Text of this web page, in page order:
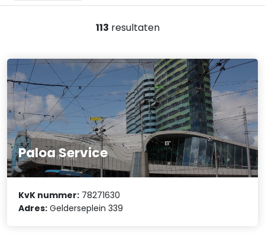
113 resultaten
Paloa Service
KvK nummer: 78271630
Adres: Gelderseplein 339